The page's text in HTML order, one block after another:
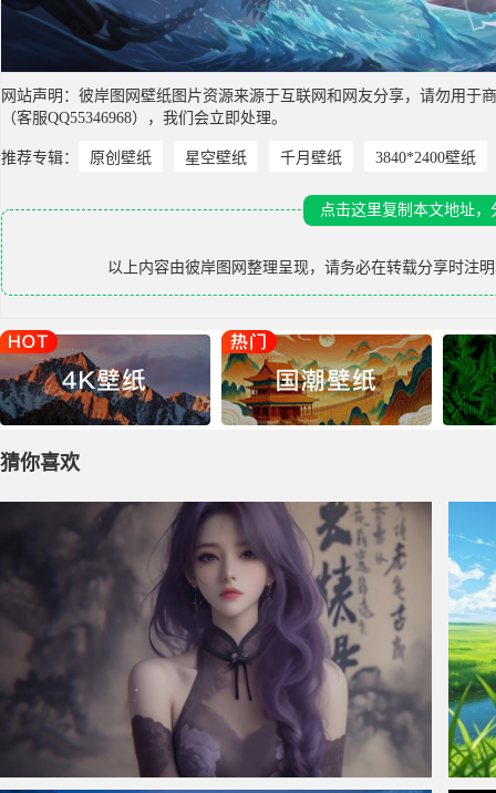
网站声明：彼岸图网壁纸图片资源来源于互联网和网友分享，请勿用
（客服QQ55346968），我们会立即处理。
推荐专辑： 原创壁纸 星空壁纸 千月壁纸 3840*2400壁纸
点击这里复制本文地址
以上内容由彼岸图网 整理呈现，请务必在转载分享时注
猜你喜欢